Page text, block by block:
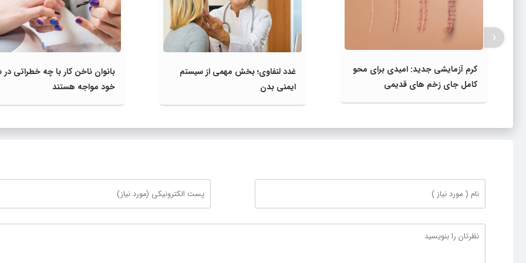
کرم آزمایشی جدید: امیدی برای محو
کامل جای زخم‌ های قدیمی
غدد لنفاوی؛ بخش مهمی از سیستم
ایمنی بدن
بانوان ناخن‌ کار با چه خطراتی
خود مواجه هستند
‹